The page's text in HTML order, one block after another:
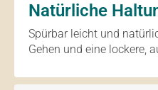
Natürliche
Spürbar leicht und
Gehen und eine lockere,